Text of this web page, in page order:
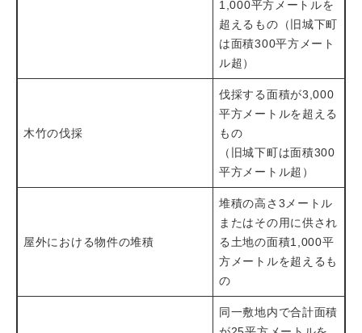
1,000平方メートルを
超えるもの（旧城下町
は面積300平方メート
ル超）
木竹の伐採
伐採する面積が3,000
平方メートルを超える
もの
（旧城下町は面積300
平方メートル超）
屋外における物件の堆積
堆積の高さ3メートル
またはその用に供され
る土地の面積1,000平
方メートルを超えるも
の
同一敷地内で合計面積